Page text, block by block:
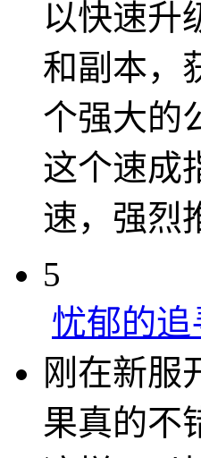
以快速升
和副本，
个强大的
这个速成
速，强烈
5
忧郁的追
刚在新服
果真的不